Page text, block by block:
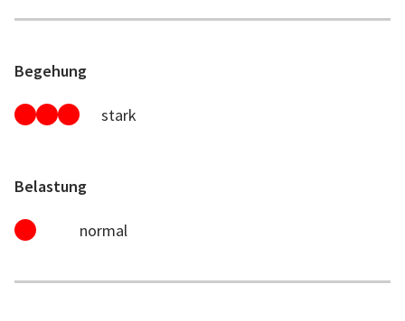
Begehung
stark
Belastung
normal